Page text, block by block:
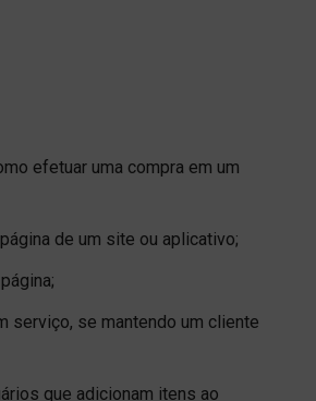
efetuar uma compra em um
de um site ou aplicativo;
serviço, se mantendo um cliente
que adicionam itens ao